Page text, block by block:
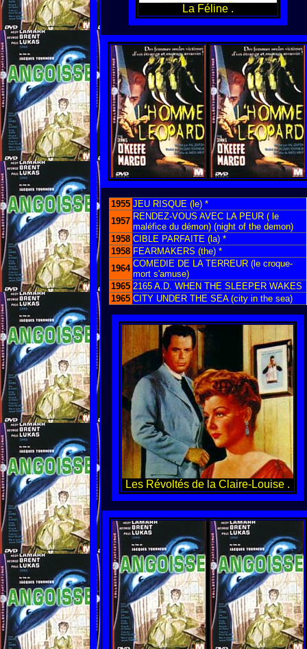
La Féline .
1955 JEU RISQUE (le) *
1957 RENDEZ-VOUS AVEC LA PEUR ( le
maléfice du démon) (night of the demon)
1958 CIBLE PARFAITE (la) *
1958 FEARMAKERS (the) *
1964 COMEDIE DE LA TERREUR (le croque-
mort s'amuse)
1965 2165 A.D. WHEN THE SLEEPER WAKES
1965 CITY UNDER THE SEA (city in the sea)
Les Révoltés de la Claire-Louise .